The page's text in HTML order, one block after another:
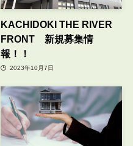
KACHIDOKI THE RIVER
FRONT 新規募集情
報！！
2023年10月7日